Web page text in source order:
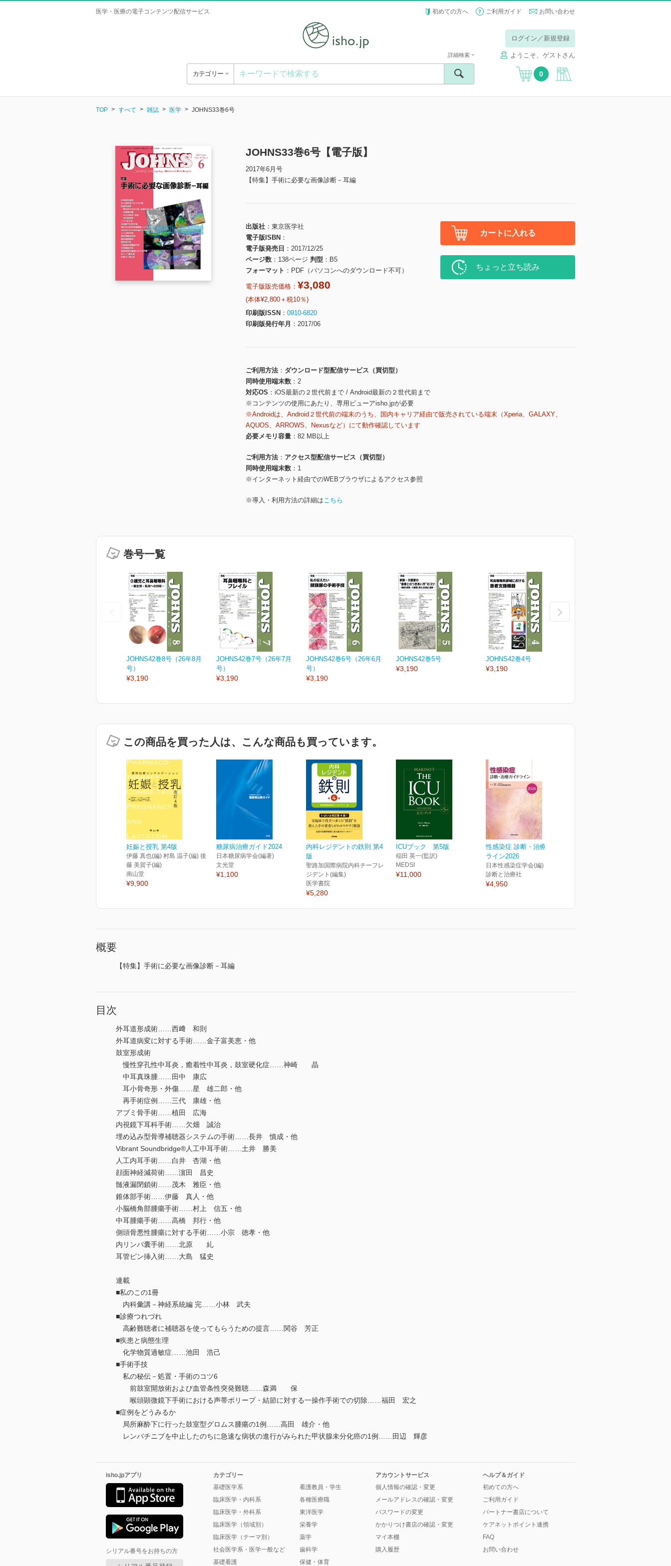
医学・医療の電子コンテンツ配信サービス 初めての方へ ご利用ガイド お問い合わせ
ログイン／新規登録
ようこそ、ゲストさん
カテゴリー
詳細検索
0
TOP すべて 雑誌 医学 JOHNS33巻6号
JOHNS33巻6号【電子版】
2017年6月号
【特集】手術に必要な画像診断－耳編
出版社
東京医学社
電子版ISBN
電子版発売日
2017/12/25
ページ数
138ページ 判型
B5
フォーマット
PDF（パソコンへのダウンロード不可）
電子版販売価格： ¥3,080
(本体¥2,800＋税10％)
印刷版ISSN
0910-6820
印刷版発行年月
2017/06
カートに入れる
ちょっと立ち読み
ご利用方法
ダウンロード型配信サービス（買切型）
同時使用端末数
2
対応OS
iOS最新の２世代前まで / Android最新の２世代前まで
※コンテンツの使用にあたり、専用ビューアisho.jpが必要
※Androidは、Android２世代前の端末のうち、国内キャリア経由で販売されている端末（Xperia、GALAXY、
AQUOS、ARROWS、Nexusなど）にて動作確認しています
必要メモリ容量
82 MB以上
ご利用方法
アクセス型配信サービス（買切型）
同時使用端末数
1
※インターネット経由でのWEBブラウザによるアクセス参照
※導入・利用方法の詳細はこちら
巻号一覧
JOHNS42巻8号（26年8月
号）
¥3,190
JOHNS42巻7号（26年7月
号）
¥3,190
JOHNS42巻6号（26年6月
号）
¥3,190
JOHNS42巻5号
¥3,190
JOHNS42巻4号
¥3,190
この商品を買った人は、こんな商品も買っています。
妊娠と授乳 第4版
伊藤 真也(編) 村島 温子(編) 後
藤 美賀子(編)
南山堂
¥9,900
糖尿病治療ガイド2024
日本糖尿病学会(編著)
文光堂
¥1,100
内科レジデントの鉄則 第4
版
聖路加国際病院内科チーフレ
ジデント(編集)
医学書院
¥5,280
ICUブック 第5版
稲田 英一(監訳)
MEDSI
¥11,000
性感染症 診断・治療ガイド
ライン2026
日本性感染症学会(編)
診断と治療社
¥4,950
概要
【特集】手術に必要な画像診断－耳編
目次
外耳道形成術……西﨑 和則
外耳道病変に対する手術……金子富美恵・他
鼓室形成術
慢性穿孔性中耳炎，癒着性中耳炎，鼓室硬化症……神崎 晶
中耳真珠腫……田中 康広
耳小骨奇形・外傷……星 雄二郎・他
再手術症例……三代 康雄・他
アブミ骨手術……植田 広海
内視鏡下耳科手術……欠畑 誠治
埋め込み型骨導補聴器システムの手術……長井 慎成・他
Vibrant Soundbridge®人工中耳手術……土井 勝美
人工内耳手術……白井 杏湖・他
顔面神経減荷術……濵田 昌史
髄液漏閉鎖術……茂木 雅臣・他
錐体部手術……伊藤 真人・他
小脳橋角部腫瘍手術……村上 信五・他
中耳腫瘍手術……高橋 邦行・他
側頭骨悪性腫瘍に対する手術……小宗 徳孝・他
内リンパ囊手術……北原 糺
耳管ピン挿入術……大島 猛史
連載
■私のこの1冊
内科彙講－神経系統編 完……小林 武夫
■診療つれづれ
高齢難聴者に補聴器を使ってもらうための提言……関谷 芳正
■疾患と病態生理
化学物質過敏症……池田 浩己
■手術手技
私の秘伝－処置・手術のコツ6
前鼓室開放術および血管条性突発難聴……森満 保
喉頭顕微鏡下手術における声帯ポリープ・結節に対する一操作手術での切除……福田 宏之
■症例をどうみるか
局所麻酔下に行った鼓室型グロムス腫瘍の1例……高田 雄介・他
レンバチニブを中止したのちに急速な病状の進行がみられた甲状腺未分化癌の1例……田辺 輝彦
isho.jpアプリ
シリアル番号をお持ちの方
カテゴリー
基礎医学系
臨床医学・内科系
臨床医学・外科系
臨床医学（領域別）
臨床医学（テーマ別）
社会医学系・医学一般など
基礎看護
看護教員・学生
各種医療職
東洋医学
栄養学
薬学
歯科学
保健・体育
アカウントサービス
個人情報の確認・変更
メールアドレスの確認・変更
パスワードの変更
かかりつけ書店の確認・変更
マイ本棚
購入履歴
ヘルプ＆ガイド
初めての方へ
ご利用ガイド
パートナー書店について
ケアネットポイント連携
FAQ
お問い合わせ